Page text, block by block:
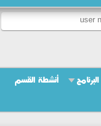
أنشطة القسم